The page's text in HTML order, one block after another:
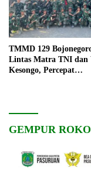
TMMD 129
Lintas Matra TNI dan
Kesongo, Percepat
GEMPUR